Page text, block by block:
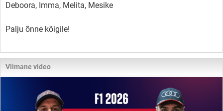
Deboora, Imma, Melita, Mesike
Palju õnne kõigile!
Viimane video